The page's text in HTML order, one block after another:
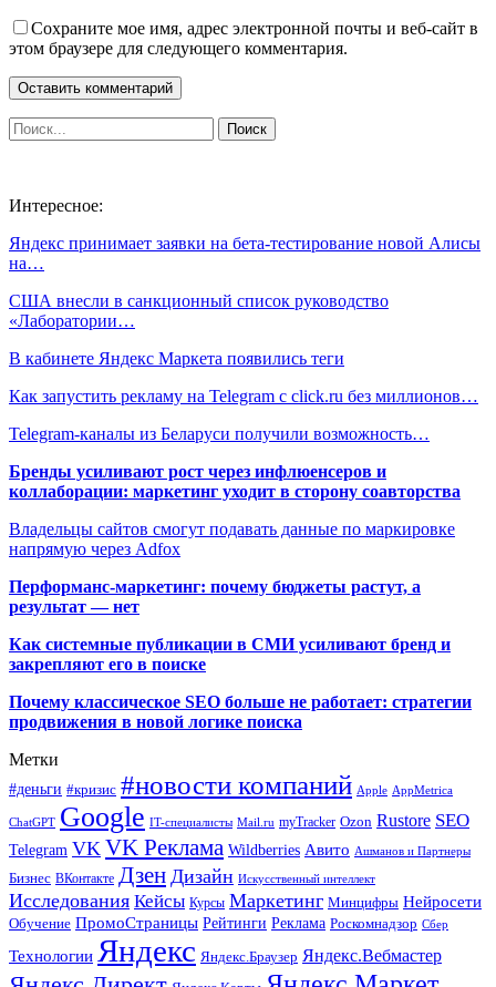
Сохраните мое имя, адрес электронной почты и веб-сайт в
этом браузере для следующего комментария.
Интересное:
Яндекс принимает заявки на бета-тестирование новой Алисы
на…
США внесли в санкционный список руководство
«Лаборатории…
В кабинете Яндекс Маркета появились теги
Как запустить рекламу на Telegram с click.ru без миллионов…
Telegram-каналы из Беларуси получили возможность…
Бренды усиливают рост через инфлюенсеров и
коллаборации: маркетинг уходит в сторону соавторства
Владельцы сайтов смогут подавать данные по маркировке
напрямую через Adfox
Перформанс-маркетинг: почему бюджеты растут, а
результат — нет
Как системные публикации в СМИ усиливают бренд и
закрепляют его в поиске
Почему классическое SEO больше не работает: стратегии
продвижения в новой логике поиска
Метки
#деньги #кризис #новости компаний Apple AppMetrica
ChatGPT Google IT-специалисты Mail.ru myTracker Ozon Rustore SEO
Telegram VK VK Реклама Wildberries Авито Ашманов и Партнеры
Бизнес ВКонтакте Дзен Дизайн Искусственный интеллект
Исследования Кейсы Курсы Маркетинг Минцифры Нейросети
Обучение ПромоСтраницы Рейтинги Реклама Роскомнадзор Сбер
Технологии Яндекс Яндекс.Браузер Яндекс.Вебмастер